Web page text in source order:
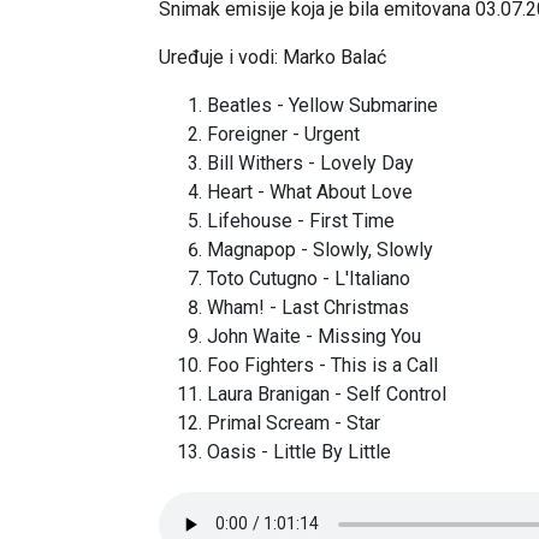
Snimak emisije koja je bila emitovana
Uređuje i vodi: Marko Balać
Beatles - Yellow Submarine
Foreigner - Urgent
Bill Withers - Lovely Day
Heart - What About Love
Lifehouse - First Time
Magnapop - Slowly, Slowly
Toto Cutugno - L'Italiano
Wham! - Last Christmas
John Waite - Missing You
Foo Fighters - This is a Call
Laura Branigan - Self Control
Primal Scream - Star
Oasis - Little By Little